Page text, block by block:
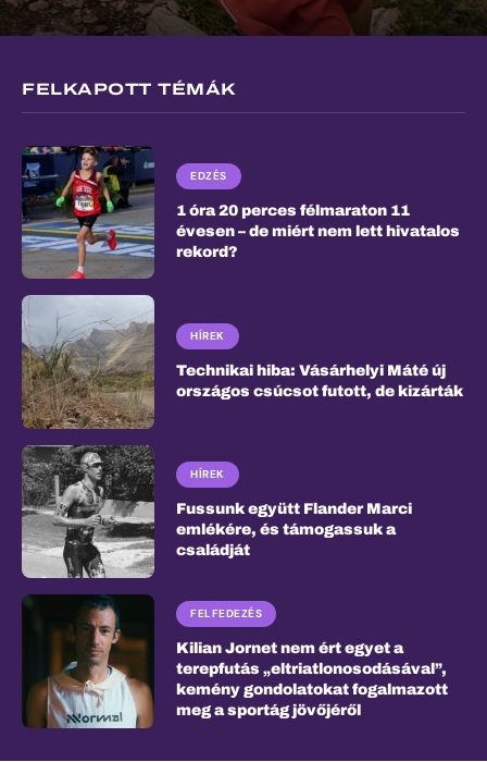
FELKAPOTT TÉMÁK
EDZÉS
1 óra 20 perces félmaraton 11
évesen – de miért nem lett hivatalos
rekord?
HÍREK
Technikai hiba: Vásárhelyi Máté új
országos csúcsot futott, de kizárták
HÍREK
Fussunk együtt Flander Marci
emlékére, és támogassuk a
családját
FELFEDEZÉS
Kilian Jornet nem ért egyet a
terepfutás „eltriatlonosodásával”,
kemény gondolatokat fogalmazott
meg a sportág jövőjéről